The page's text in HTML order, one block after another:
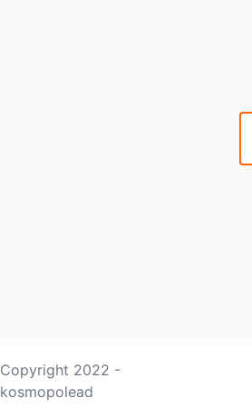
Copyright 2022 -
kosmopolead